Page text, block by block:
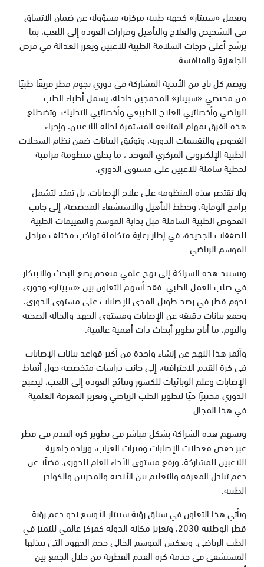
ويعمل «سبيتار» كجهة طبية مركزية مسؤولة عن ضمان الاتساق
في التشخيص والعلاج والتأهيل وقرارات العودة إلى اللعب، بما
يرسّخ أعلى درجات السلامة الطبية للاعبين ويعزز العدالة في فرص
الجاهزية والمنافسة.
ويضم كل نادٍ من الأندية المشاركة في دوري نجوم قطر فريقًا طبيًا
من مختصي «سبيتار» المدمجين داخله، يشمل أطباء الطب
الرياضي وأخصائيي العلاج الطبيعي وأخصائيي التدليك. وتضطلع
هذه الفرق بمهام المتابعة المستمرة لحالة اللاعبين، وإجراء
الفحوص والتقييمات الدورية، وتوثيق البيانات ضمن نظام السجلات
الطبية الإلكتروني المركزي الموحد ، ما يخلق منظومة مراقبة
لحظية شاملة للاعبين على مستوى الدوري.
ولا تقتصر هذه المنظومة على علاج الإصابات، بل تمتد لتشمل
برامج الوقاية، وخطط التأهيل والاستشفاء المخصصة، إلى جانب
الفحوص الطبية الشاملة قبل بداية الموسم والتقييمات الطبية
للصفقات الجديدة، في إطار رعاية متكاملة تواكب مختلف مراحل
الموسم الرياضي.
وتستند هذه الشراكة إلى نهج علمي متقدم يضع البحث والابتكار
في صلب العمل الطبي. فقد أسهم التعاون بين «سبيتار» ودوري
نجوم قطر في رصد طويل المدى للإصابات على مستوى الدوري،
وجمع بيانات دقيقة عن الإصابات ومستوى الجهد والحالة الصحية
والنوم، ما أتاح تطوير أبحاث ذات أهمية عالمية.
وأثمر هذا النهج عن إنشاء واحدة من أكبر قواعد بيانات الإصابات
في كرة القدم الاحترافية، إلى جانب دراسات متخصصة حول أنماط
الإصابات وعلم الوبائيات للكسور ونتائج العودة إلى اللعب، ليصبح
الدوري مختبرًا حيًا لتطوير الطب الرياضي وتعزيز المعرفة العلمية
في هذا المجال.
وتسهم هذه الشراكة بشكل مباشر في تطوير كرة القدم في قطر
عبر خفض معدلات الإصابات وفترات الغياب، وزيادة جاهزية
اللاعبين للمشاركة، ورفع مستوى الأداء العام للدوري، فضلًا عن
دعم تبادل المعرفة والتعليم بين الأندية والمدربين والكوادر
الطبية.
ويأتي هذا التعاون في سياق رؤية سبيتار الأوسع نحو دعم رؤية
قطر الوطنية 2030، وتعزيز مكانة الدولة كمركز عالمي للتميز في
الطب الرياضي. ويعكس الموسم الحالي حجم الجهود التي يبذلها
المستشفى في خدمة كرة القدم القطرية من خلال الجمع بين